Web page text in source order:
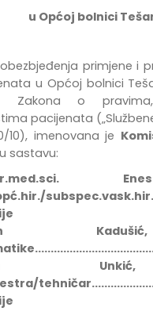
u Općoj bolnici
obezbjeđenja primjene i
u Općoj bolnici Teš
Zakona o
pacijenata
10), imenovana je
u sastavu: